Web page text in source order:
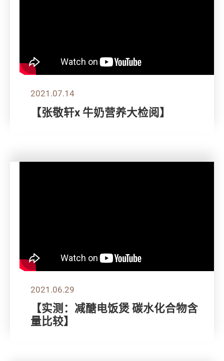
2021.07.14
【张敬轩x 牛奶营养大检阅】
2021.06.29
【实测：减醣电饭煲 碳水化合物含
量比较】